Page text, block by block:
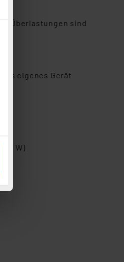
Überlastungen sind
eigenes Gerät
W)